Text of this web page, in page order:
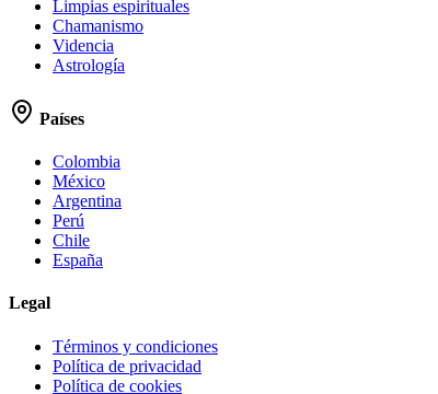
Limpias espirituales
Chamanismo
Videncia
Astrología
Países
Colombia
México
Argentina
Perú
Chile
España
Legal
Términos y condiciones
Política de privacidad
Política de cookies